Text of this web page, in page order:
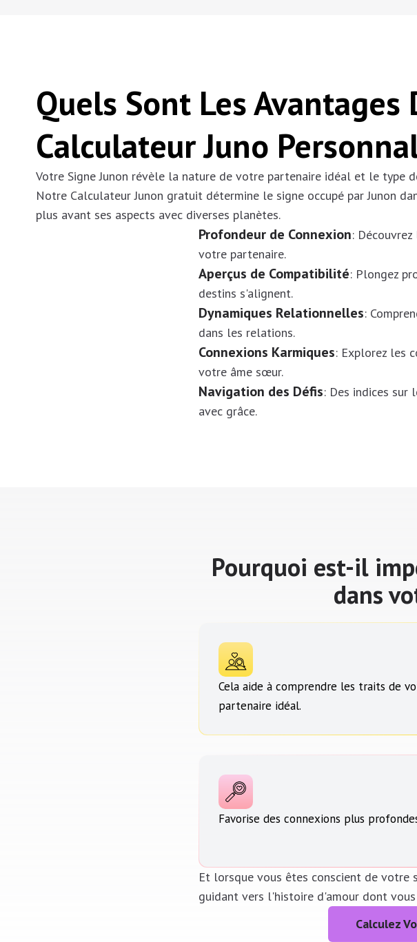
Quels Sont Les Avantages
Calculateur Juno
Votre Signe Junon révèle la nature de votre partenaire idéal et le type
Notre Calculateur Junon gratuit détermine le signe occupé par Junon
plus avant ses aspects avec diverses planètes.
Profondeur de Connexion:
votre partenaire.
Aperçus de Compatibilité: Plongez
destins s'alignent.
Dynamiques Relationnelles:
dans les relations.
Connexions Karmiques: Explorez les
votre âme sœur.
Navigation des Défis: Des indices
avec grâce.
Pourquoi est-il
dans
Cela aide à comprendre les traits de
partenaire idéal.
Favorise des connexions plus
Et lorsque vous êtes conscient de votre
guidant vers l'histoire d'amour dont
Calculez